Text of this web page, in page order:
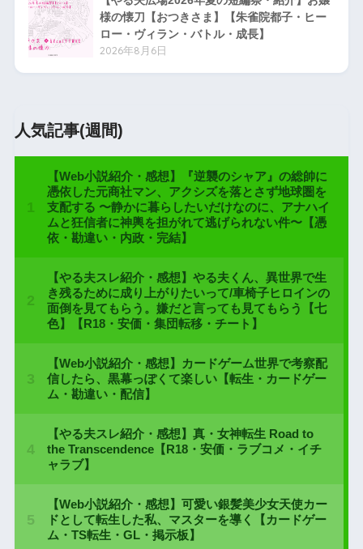
様の懐刀【おつきさま】【朱雀院都子・ヒー
ロー・ヴィラン・バトル・成長】
2026年8月6日
人気記事(週間)